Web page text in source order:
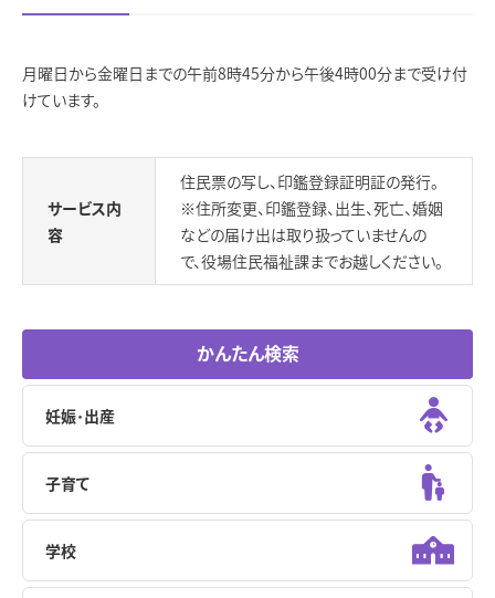
月曜日から金曜日までの午前8時45分から午後4時00分まで受け付
けています。
サービス内
容
住民票の写し、印鑑登録証明証の発行。
※住所変更、印鑑登録、出生、死亡、婚姻
などの届け出は取り扱っていませんの
で、役場住民福祉課までお越しください。
かんたん検索
妊娠･出産
子育て
学校